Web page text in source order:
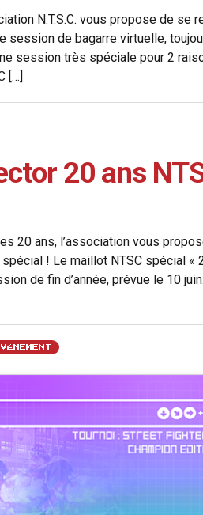
N.T.S.C. vous propose de se
session de bagarre virtuelle,
session très spéciale pour 2
[…]
20 ans
20 ans, l’association vous
! Le maillot NTSC spécial «
de fin d’année, prévue le 10